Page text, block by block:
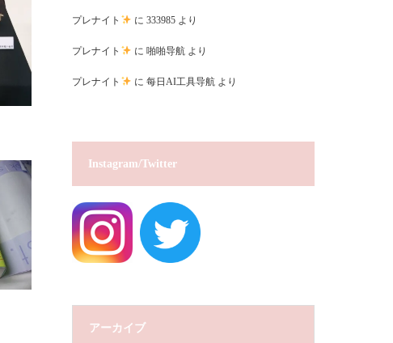
プレナイト に 333985より
プレナイト に 啪啪导航より
プレナイト に 每日AI工具导航より
Instagram/Twitter
アーカイブ